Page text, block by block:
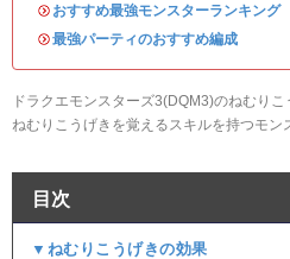
・ おすすめ最強モンスターランキング
・最強パーティのおすすめ編成
ドラクエモンスターズ3(DQM3)のねむり
ねむりこうげきを覚えるスキルを持つモン
目次
▼ねむりこうげきの効果